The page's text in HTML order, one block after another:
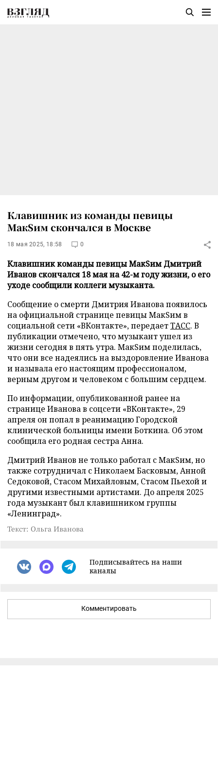
Клавишник из команды певицы
МакSим скончался в Москве
18 мая 2025, 18:58 0
Клавишник команды певицы МакSим Дмитрий
Иванов скончался 18 мая на 42-м году жизни, о его
уходе сообщили коллеги музыканта.
Сообщение о смерти Дмитрия Иванова появилось
на официальной странице певицы МакSим в
социальной сети «ВКонтакте», передаетТАСС. В
публикации отмечено, что музыкант ушел из
жизни сегодня в пять утра. МакSим поделилась,
что они все надеялись на выздоровление Иванова
и называла его настоящим профессионалом,
верным другом и человеком с большим сердцем.
По информации, опубликованной ранее на
странице Иванова в соцсети «ВКонтакте», 29
апреля он попал в реанимацию Городской
клинической больницы имени Боткина. Об этом
сообщила его родная сестра Анна.
Дмитрий Иванов не только работал с МакSим, но
также сотрудничал с Николаем Басковым, Анной
Седоковой, Стасом Михайловым, Стасом Пьехой и
другими известными артистами. До апреля 2025
года музыкант был клавишником группы
«Ленинград».
Текст: Ольга Иванова
Подписывайтесь на наши
каналы
Комментировать